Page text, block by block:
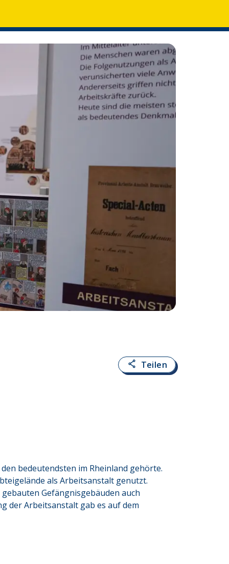
Teilen
bedeutendsten im Rheinland gehörte.
als Arbeitsanstalt genutzt.
Gefängnisgebäuden auch
der Arbeitsanstalt gab es auf dem